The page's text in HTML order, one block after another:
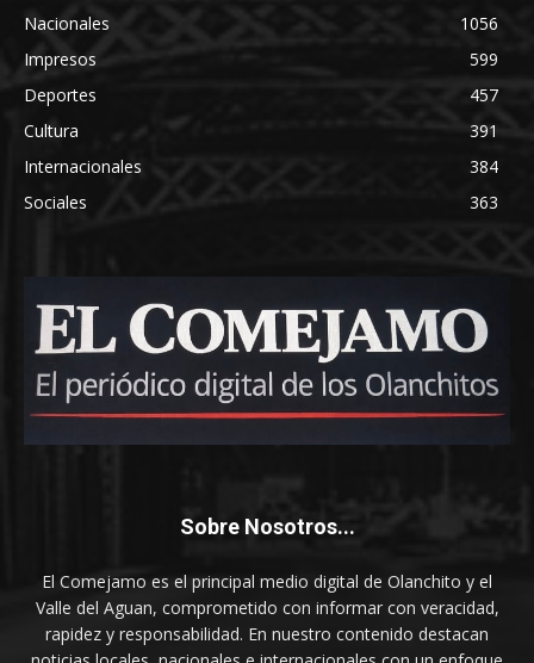
Nacionales
1056
Impresos
599
Deportes
457
Cultura
391
Internacionales
384
Sociales
363
Sobre Nosotros...
El Comejamo es el principal medio digital de Olanchito y el
Valle del Aguan, comprometido con informar con veracidad,
rapidez y responsabilidad. En nuestro contenido destacan